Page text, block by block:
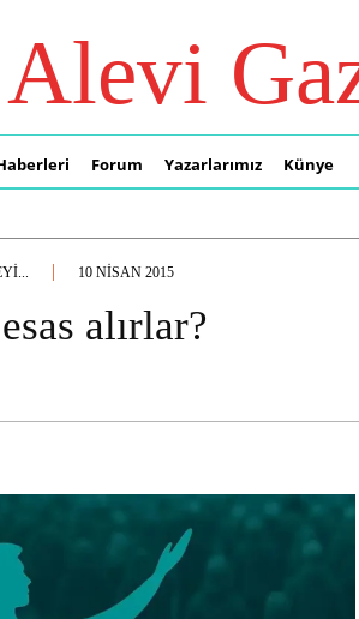
Alevi
Forum Yazarlarımız Künye
10 NISAN 2015
alırlar?